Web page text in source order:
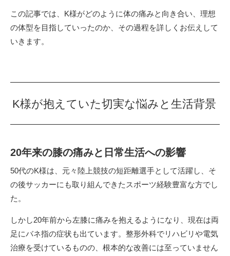
この記事では、K様がどのように体の痛みと向き合い、理想
の体型を目指していったのか、その過程を詳しくお伝えして
いきます。
K様が抱えていた切実な悩みと生活背景
20年来の膝の痛みと日常生活への影響
50代のK様は、元々陸上競技の短距離選手として活躍し、そ
の後サッカーにも取り組んできたスポーツ経験豊富な方でし
た。
しかし20年前から左膝に痛みを抱えるようになり、現在は両
足にバネ指の症状も出ています。整形外科でリハビリや電気
治療を受けているものの、根本的な改善には至っていません